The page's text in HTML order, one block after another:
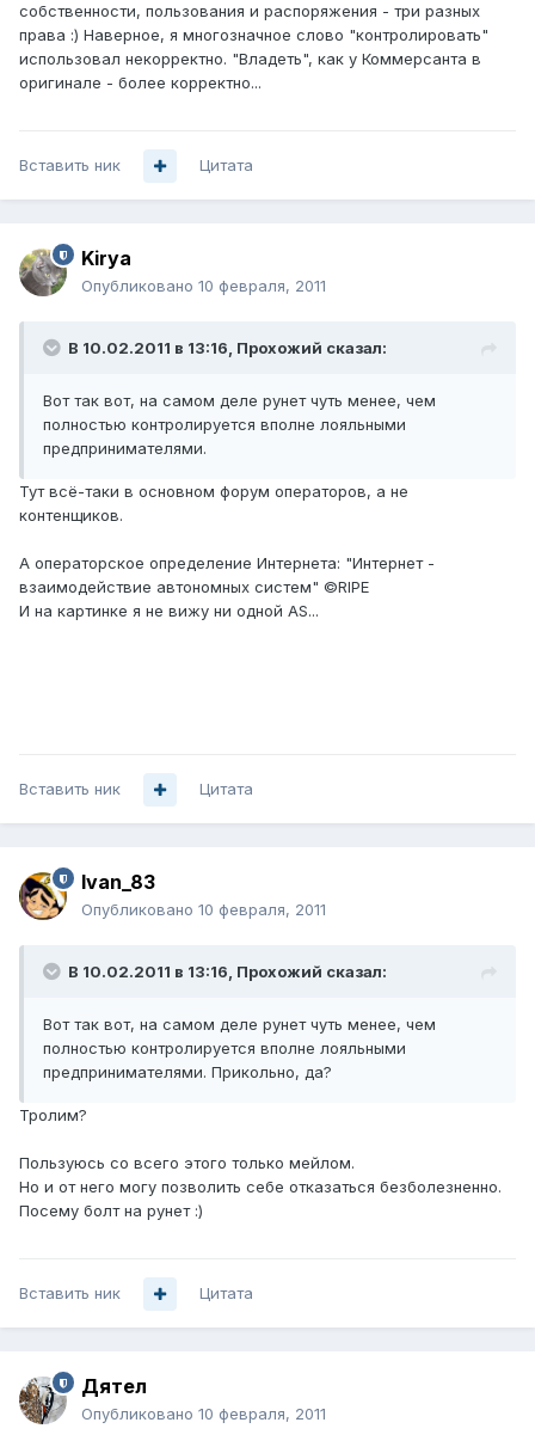
собственности, пользования и распоряжения - три разных
права :) Наверное, я многозначное слово "контролировать"
использовал некорректно. "Владеть", как у Коммерсанта в
оригинале - более корректно...
Вставить ник Цитата
Kirya
Опубликовано 10 февраля, 2011
В 10.02.2011 в 13:16, Прохожий сказал:
Вот так вот, на самом деле рунет чуть менее, чем
полностью контролируется вполне лояльными
предпринимателями.
Тут всё-таки в основном форум операторов, а не
контенщиков.
А операторское определение Интернета: "Интернет -
взаимодействие автономных систем" ©RIPE
И на картинке я не вижу ни одной AS...
Вставить ник Цитата
Ivan_83
Опубликовано 10 февраля, 2011
В 10.02.2011 в 13:16, Прохожий сказал:
Вот так вот, на самом деле рунет чуть менее, чем
полностью контролируется вполне лояльными
предпринимателями. Прикольно, да?
Тролим?
Пользуюсь со всего этого только мейлом.
Но и от него могу позволить себе отказаться безболезненно.
Посему болт на рунет :)
Вставить ник Цитата
Дятел
Опубликовано 10 февраля, 2011